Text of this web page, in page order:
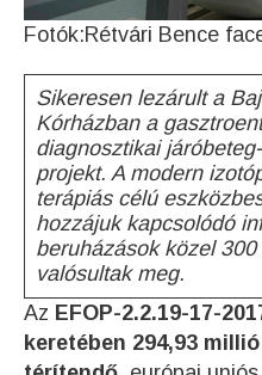
Fotók:Rétvári Bence
Sikeresen lezárult a
Kórházban a
diagnosztikai
projekt. A modern
terápiás célú
hozzájuk kapcsolódó
beruházások közel
valósultak meg.
Az EFOP-2.2.19-17-
keretében 294,93